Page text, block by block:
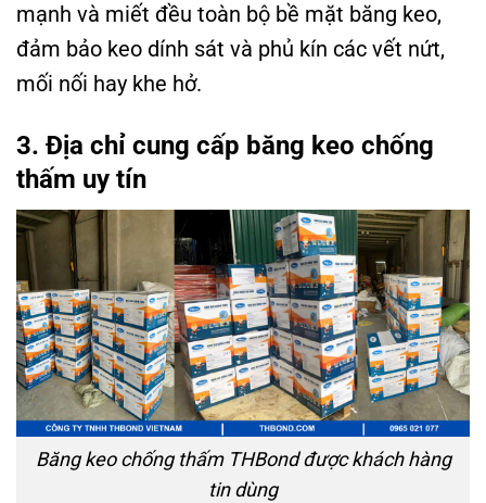
mạnh và miết đều toàn bộ bề mặt băng keo,
đảm bảo keo dính sát và phủ kín các vết nứt,
mối nối hay khe hở.
3. Địa chỉ cung cấp băng keo chống
thấm uy tín
Băng keo chống thấm THBond được khách hàng
tin dùng